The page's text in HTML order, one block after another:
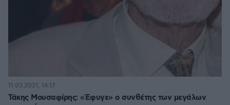
Τάκης Μουσαφίρης: «Έφυγε» ο συνθέτης των μεγάλων
11.03.2021, 14:17